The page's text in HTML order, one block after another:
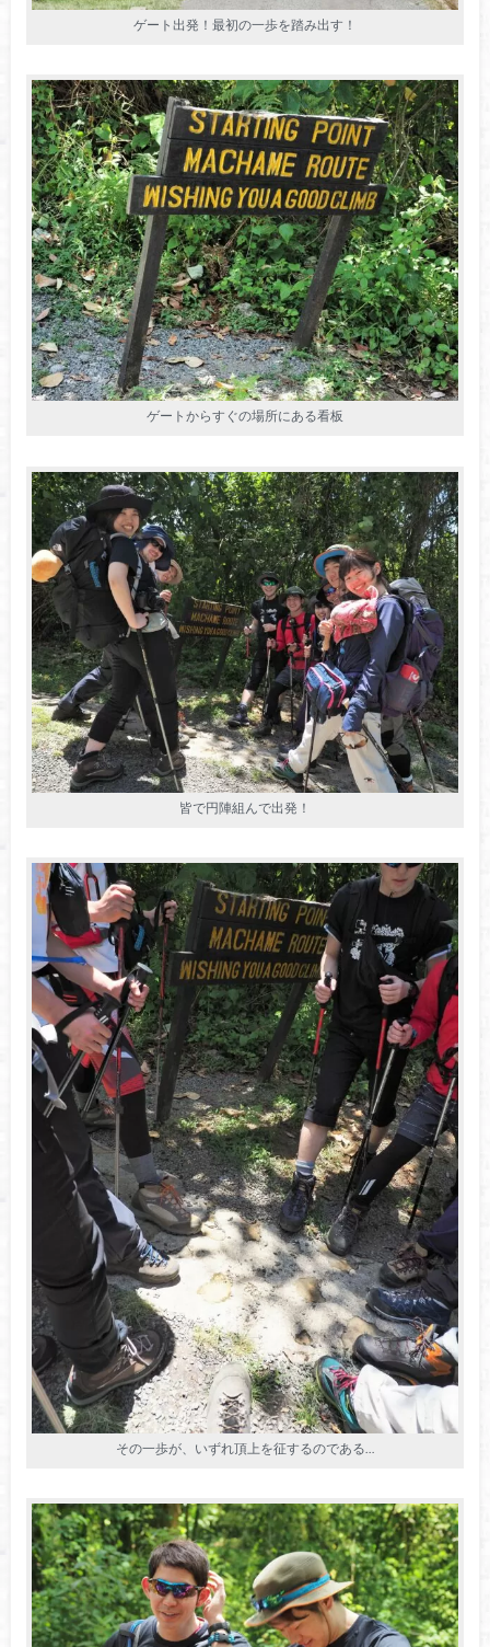
ゲート出発！最初の一歩を踏み出す！
ゲートからすぐの場所にある看板
皆で円陣組んで出発！
その一歩が、いずれ頂上を征するのである…